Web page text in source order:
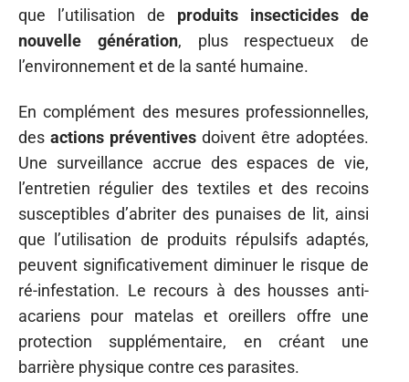
que l’utilisation de produits insecticides de
nouvelle génération, plus respectueux de
l’environnement et de la santé humaine.
En complément des mesures professionnelles,
des actions préventives doivent être adoptées.
Une surveillance accrue des espaces de vie,
l’entretien régulier des textiles et des recoins
susceptibles d’abriter des punaises de lit, ainsi
que l’utilisation de produits répulsifs adaptés,
peuvent significativement diminuer le risque de
ré-infestation. Le recours à des housses anti-
acariens pour matelas et oreillers offre une
protection supplémentaire, en créant une
barrière physique contre ces parasites.